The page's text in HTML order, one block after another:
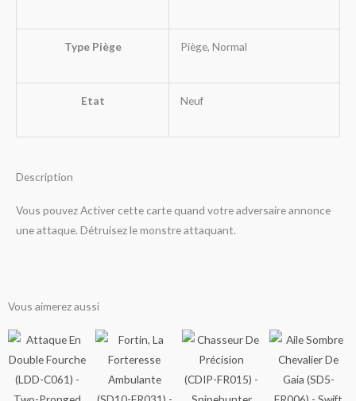
Type Piège Piège, Normal
Etat Neuf
Description
Vous pouvez Activer cette carte quand votre adversaire annonce
une attaque. Détruisez le monstre attaquant.
Vous aimerez aussi